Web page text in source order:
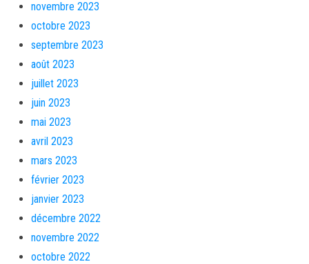
novembre 2023
octobre 2023
septembre 2023
août 2023
juillet 2023
juin 2023
mai 2023
avril 2023
mars 2023
février 2023
janvier 2023
décembre 2022
novembre 2022
octobre 2022